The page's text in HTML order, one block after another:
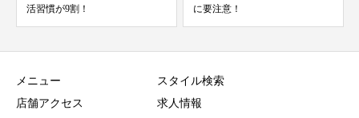
活習慣が9割！
に要注意！
メニュー
店舗アクセス
スタイル検索
求人情報